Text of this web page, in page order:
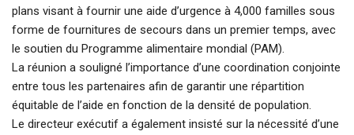
plans visant à fournir une aide d’urgence à 4,000 familles sous
forme de fournitures de secours dans un premier temps, avec
le soutien du Programme alimentaire mondial (PAM).
La réunion a souligné l’importance d’une coordination conjointe
entre tous les partenaires afin de garantir une répartition
équitable de l’aide en fonction de la densité de population.
Le directeur exécutif a également insisté sur la nécessité d’une